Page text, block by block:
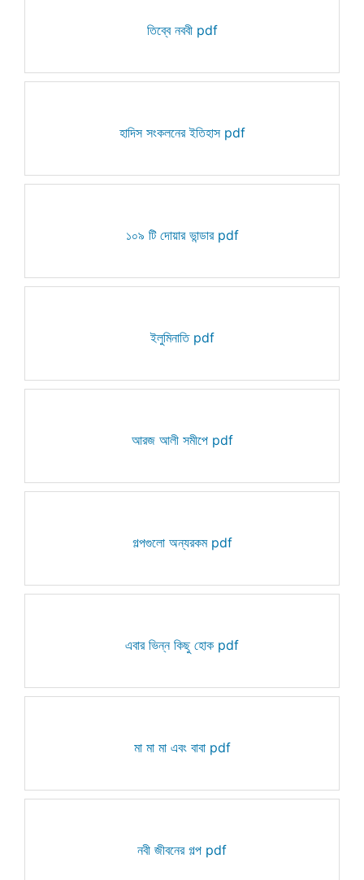
তিব্বে নববী pdf
হাদিস সংকলনের ইতিহাস pdf
১০৯ টি দোয়ার ভান্ডার pdf
ইলুমিনাতি pdf
আরজ আলী সমীপে pdf
গল্পগুলো অন্যরকম pdf
এবার ভিন্ন কিছু হোক pdf
মা মা মা এবং বাবা pdf
নবী জীবনের গল্প pdf